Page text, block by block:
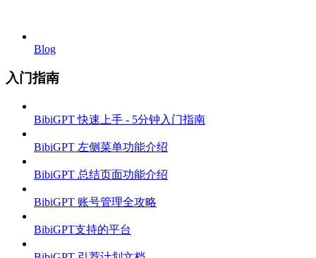
Blog
入门指南
BibiGPT 快速上手 - 5分钟入门指南
BibiGPT 左侧菜单功能介绍
BibiGPT 总结页面功能介绍
BibiGPT 账号管理全攻略
BibiGPT支持的平台